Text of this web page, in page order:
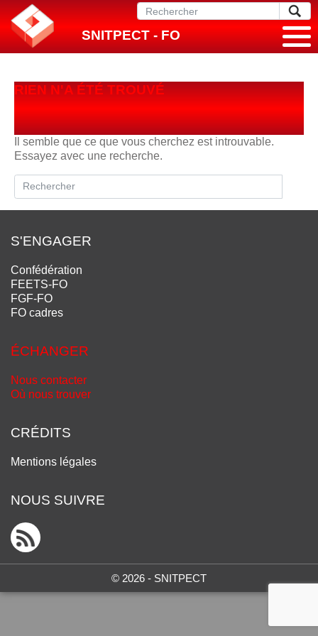
SNITPECT - FO
RIEN N'A ÉTÉ TROUVÉ
Il semble que ce que vous cherchez est introuvable.
Essayez avec une recherche.
S'ENGAGER
Confédération
FEETS-FO
FGF-FO
FO cadres
ÉCHANGER
Nous contacter
Où nous trouver
CRÉDITS
Mentions légales
NOUS SUIVRE
© 2026 - SNITPECT